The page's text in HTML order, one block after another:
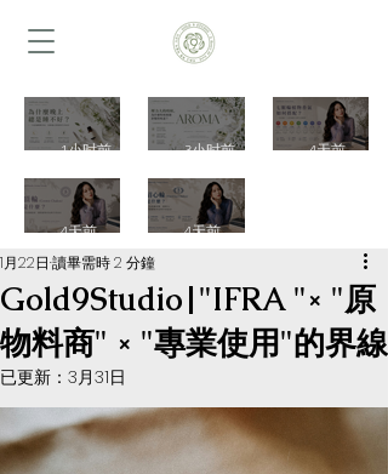
為什麼
是睡不
好？一
次認識
睡眠香
氣、夜
晚儀式
與植物
芳香設
1小时前
壓力大
候，為
什麼特
舒服的
味道？
識舒壓
植物香
3小时前
七脈輪
一次認
識 7 大
香氣配
活應用
｜
4天前
頂輪
n
Chakra
）是什
麼？一
次認識
覺察、
4天前
眉心輪
Eye
Chakra
）是什
次認識
直覺、
4天前
Gold9Studio|"IFRA "× "原
物料商" × "專業使用"的界線
1月22日 讀畢需時 2 分鐘
已更新： 3月31日